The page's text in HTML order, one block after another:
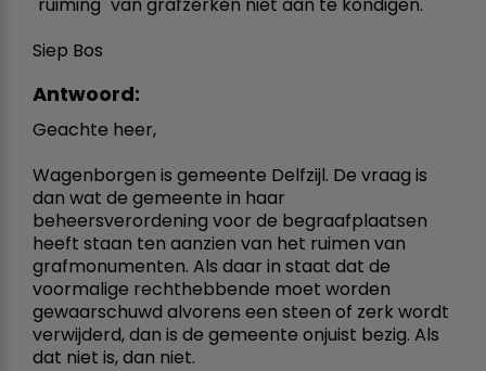
Siep Bos
Antwoord:
Geachte heer,
Wagenborgen is gemeente Delfzijl. De vraag is
dan wat de gemeente in haar
beheersverordening voor de begraafplaatsen
heeft staan ten aanzien van het ruimen van
grafmonumenten. Als daar in staat dat de
voormalige rechthebbende moet worden
gewaarschuwd alvorens een steen of zerk wordt
verwijderd, dan is de gemeente onjuist bezig. Als
dat niet is, dan niet.